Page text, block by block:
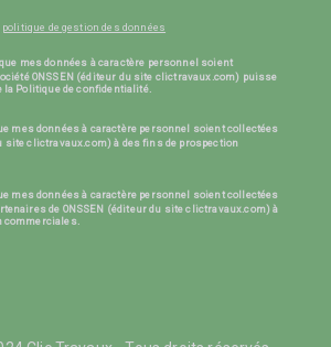
politique de gestion des données
mes données à caractère personnel soient
ONSSEN (éditeur du site clictravaux.com) puisse
la Politique de confidentialité.
mes données à caractère personnel soient collectées
site clictravaux.com) à des fins de prospection
mes données à caractère personnel soient collectées
de ONSSEN (éditeur du site clictravaux.com) à
commerciales.